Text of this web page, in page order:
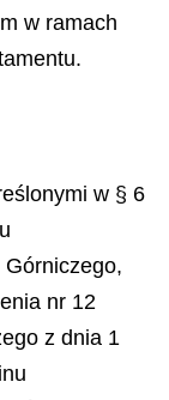
w ramach
w § 6
nr 12
z dnia 1